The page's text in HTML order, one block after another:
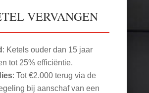
VERVANGEN
: Ketels ouder dan 15 jaar
tot 25% efficiëntie.
: Tot €2.000 terug via de
bij aanschaf van een